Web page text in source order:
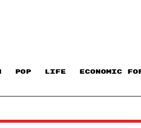
POP LIFE ECONOMIC